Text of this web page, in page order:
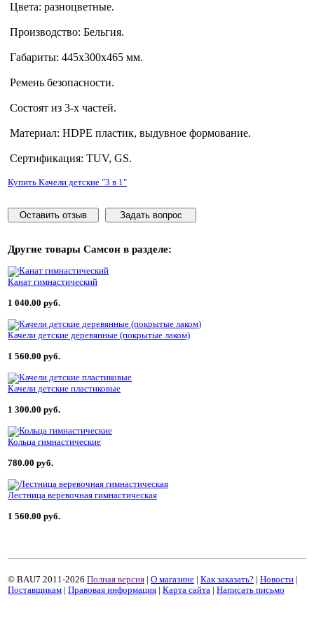
Цвета: разноцветные.
Производство: Бельгия.
Габариты: 445х300х465 мм.
Ремень безопасности.
Состоят из 3-х частей.
Материал: HDPE пластик, выдувное формование.
Сертификация: TUV, GS.
Купить Качели детские "3 в 1"
Оставить отзыв Задать вопрос
Другие товары Самсон в разделе:
Канат гимнастический
1 040.00 руб.
Качели детские деревянные (покрытые лаком)
1 560.00 руб.
Качели детские пластиковые
1 300.00 руб.
Кольца гимнастические
780.00 руб.
Лестница веревочная гимнастическая
1 560.00 руб.
© BAU7 2011-2026 Полная версия | О магазине | Как заказать? | Новости |
Поставщикам | Правовая информация | Карта сайта | Написать письмо